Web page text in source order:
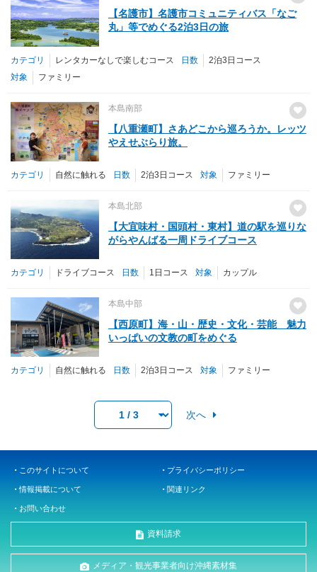
【名護市】名護市コミュニティバス「なご
丸」等でめぐる2泊3日の旅
カテゴリ レンタカーなしで楽しむコース 日数
2泊3日コース
対象
ファミリー
本島南部
【八重瀬町】さあどこから巡ろうか。レッツ
やえせぶらり旅。
カテゴリ 自然に触れる 日数 2泊3日コース 対象 ファミリー
本島北部
【大宜味村・国頭村・東村】道の駅を巡りな
がらやんばる一周ドライブコース
カテゴリ ドライブコース 日数 1日コース 対象 カップル
本島中部
【西原町】海・山・歴史・文化・芸能 魅力
いっぱいの文教の町をめぐる
カテゴリ 自然に触れる 日数 2泊3日コース 対象 ファミリー
次へ
このサイトについて プライバシーポリシー
情報掲載について 関連リンク
お問い合わせ
資料請求
メディア・観光事業者向け沖縄素材集